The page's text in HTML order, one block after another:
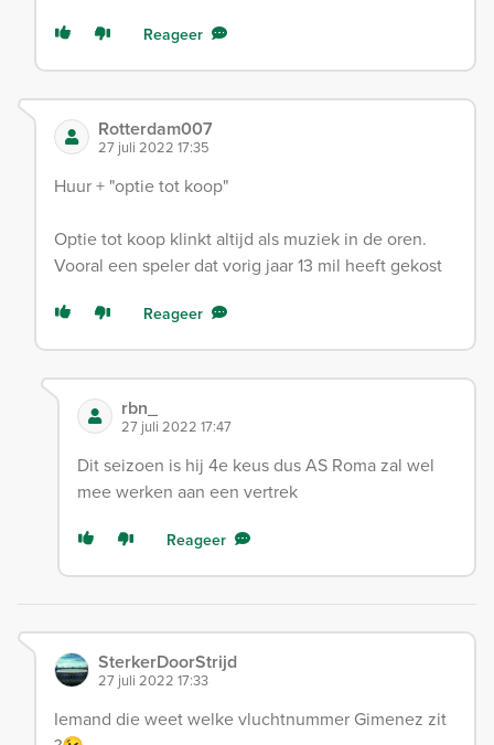
Reageer
Rotterdam007
27 juli 2022 17:35
Huur + "optie tot koop"
Optie tot koop klinkt altijd als muziek in de oren.
Vooral een speler dat vorig jaar 13 mil heeft gekost
Reageer
rbn_
27 juli 2022 17:47
Dit seizoen is hij 4e keus dus AS Roma zal wel
mee werken aan een vertrek
Reageer
SterkerDoorStrijd
27 juli 2022 17:33
Iemand die weet welke vluchtnummer Gimenez zit